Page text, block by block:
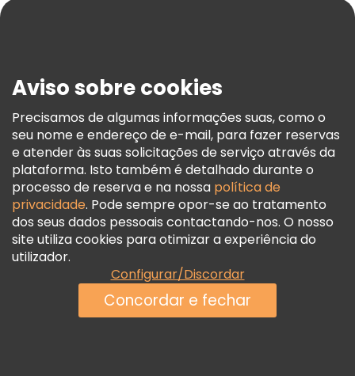
Termos E Informações Legais
Política De Cookies
Freetour Prémios
Programa De Fidelidade
Aviso sobre cookies
Precisamos de algumas informações suas, como o
seu nome e endereço de e-mail, para fazer reservas
e atender às suas solicitações de serviço através da
plataforma. Isto também é detalhado durante o
processo de reserva e na nossa política de
privacidade. Pode sempre opor-se ao tratamento
dos seus dados pessoais contactando-nos. O nosso
site utiliza cookies para otimizar a experiência do
utilizador.
Configurar/Discordar
Concordar e fechar